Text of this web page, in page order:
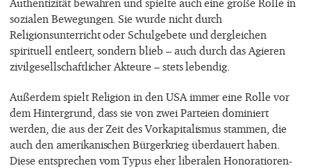
Authentizität bewahren und spielte auch eine große Rolle in
sozialen Bewegungen. Sie wurde nicht durch
Religionsunterricht oder Schulgebete und dergleichen
spirituell entleert, sondern blieb – auch durch das Agieren
zivilgesellschaftlicher Akteure – stets lebendig.
Außerdem spielt Religion in den USA immer eine Rolle vor
dem Hintergrund, dass sie von zwei Parteien dominiert
werden, die aus der Zeit des Vorkapitalismus stammen, die
auch den amerikanischen Bürgerkrieg überdauert haben.
Diese entsprechen vom Typus eher liberalen Honoratioren-